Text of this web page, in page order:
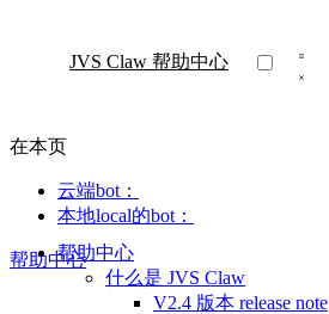
JVS Claw 帮助中心
帮助中心
什么是 JVS Claw
V2.4 版本 release note
在本页
云端bot：
本地local的bot：
帮助中心